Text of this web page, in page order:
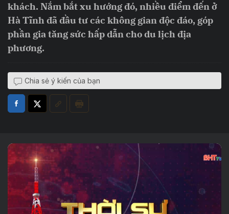
khách. Nắm bắt xu hướng đó, nhiều điểm đến ở
Hà Tĩnh đã đầu tư các không gian độc đáo, góp
phần gia tăng sức hấp dẫn cho du lịch địa
phương.
Chia sẻ ý kiến của bạn